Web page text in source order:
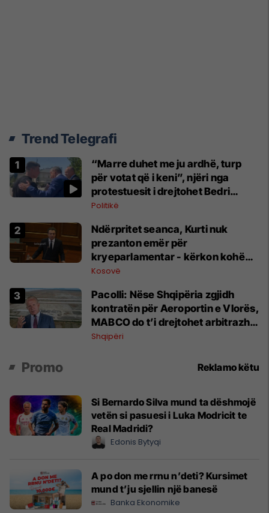
Trend Telegrafi
“Marre duhet me ju ardhë, turp
për votat që i keni”, njëri nga
protestuesit i drejtohet Bedri
Hamzës
Politikë
Ndërpritet seanca, Kurti nuk
prezanton emër për
kryeparlamentar - kërkon kohë
shtesë për marrëveshje politike
Kosovë
Pacolli: Nëse Shqipëria zgjidh
kontratën për Aeroportin e Vlorës,
MABCO do t’i drejtohet arbitrazhit
ndërkombëtar
Shqipëri
Promo Reklamo këtu
Si Bernardo Silva mund ta dëshmojë
vetën si pasuesi i Luka Modricit te
Real Madridi?
Edonis Bytyqi
A po don me rrnu n’deti? Kursimet
mund t’ju sjellin një banesë
Banka Ekonomike